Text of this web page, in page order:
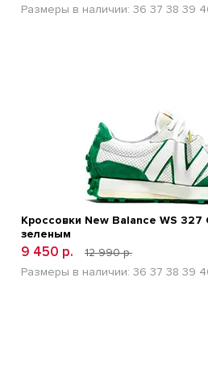
Размеры в наличии: 36 37 38 39
Кроссовки New Balance WS
зеленым
9 450 р.
12 990 р.
Размеры в наличии: 36 37 38 39